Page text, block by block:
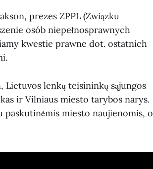
prezes ZPPL (Związku
osób niepełnosprawnych
kwestie prawne dot. ostatnich
Lietuvos lenkų teisininkų sąjungos
ir Vilniaus miesto tarybos narys.
paskutinėmis miesto naujienomis, o